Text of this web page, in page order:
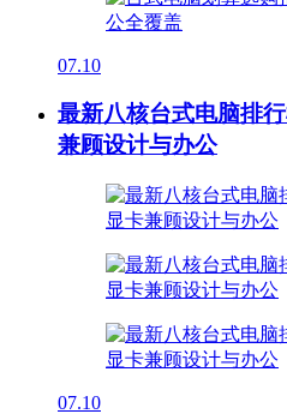
07.10
最新八核台式电脑排
兼顾设计与办公
07.10